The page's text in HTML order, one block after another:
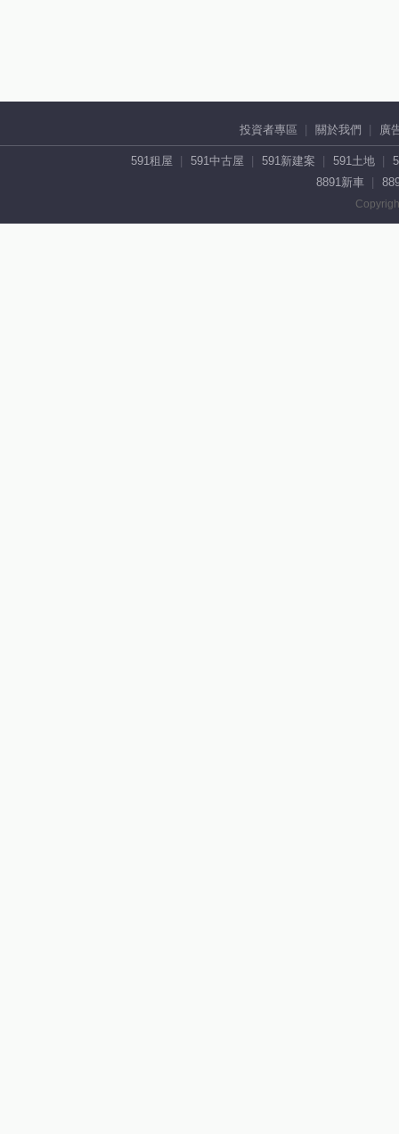
投資者專區 關於我們 廣
591租屋 591中古屋 591新建案 591土地
8891新車